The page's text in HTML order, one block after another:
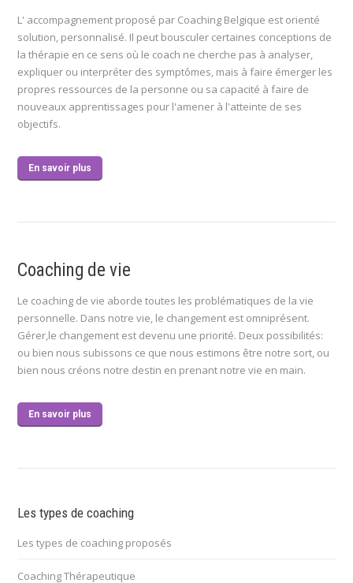
L' accompagnement proposé par Coaching Belgique est orienté
solution, personnalisé. Il peut bousculer certaines conceptions de
la thérapie en ce sens où le coach ne cherche pas à analyser,
expliquer ou interpréter des symptômes, mais à faire émerger les
propres ressources de la personne ou sa capacité à faire de
nouveaux apprentissages pour l'amener à l'atteinte de ses
objectifs.
En savoir plus
Coaching de vie
Le coaching de vie aborde toutes les problématiques de la vie
personnelle. Dans notre vie, le changement est omniprésent.
Gérer,le changement est devenu une priorité. Deux possibilités:
ou bien nous subissons ce que nous estimons être notre sort, ou
bien nous créons notre destin en prenant notre vie en main.
En savoir plus
Les types de coaching
Les types de coaching proposés
Coaching Thérapeutique